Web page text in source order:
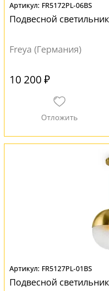
FR5172PL-06BS
Подвесной
Freya (Германия)
10 200 ₽
FR5127PL-01BS
Подвесной